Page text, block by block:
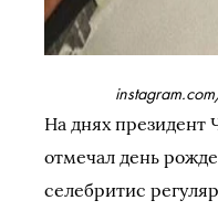
На днях президент
отмечал день
селебритис